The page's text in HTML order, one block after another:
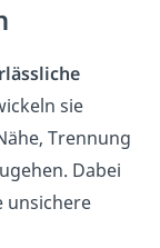
sie
Trennung
Dabei
unsichere